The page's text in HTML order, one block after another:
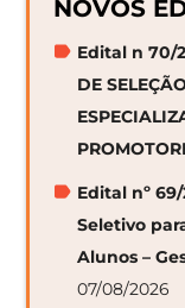
NOVOS
Edital n 70/
DE
Edital nº
Seletivo
Alunos –
07/08/2026